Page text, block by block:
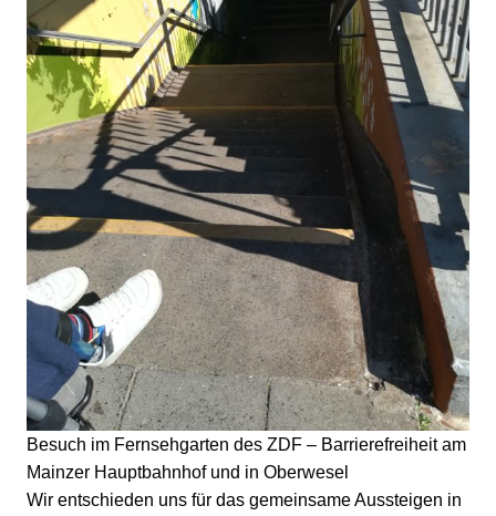
Besuch im Fernsehgarten des ZDF – Barrierefreiheit am
Mainzer Hauptbahnhof und in Oberwesel
Wir entschieden uns für das gemeinsame Aussteigen in